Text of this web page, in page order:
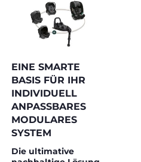
EINE SMARTE
BASIS FÜR IHR
INDIVIDUELL
ANPASSBARES
MODULARES
SYSTEM
Die ultimative